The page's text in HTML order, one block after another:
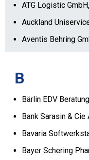
ATG Logistic
Auckland
Aventis Behring
B
Bärlin EDV
Bank Sarasin & Cie
Bavaria
Bayer Schering